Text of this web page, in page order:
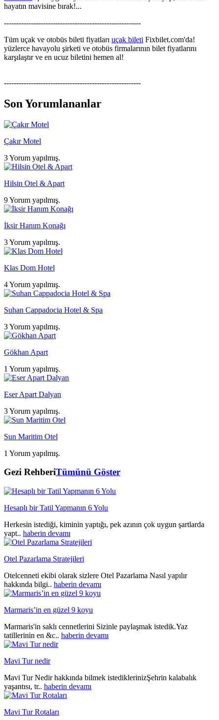
This page can't load Google Maps correctly.
hayatın mavisine bırak!...
--------------------------------------------------------
Tüm uçak ve otobüs bileti fiyatları uçak bileti Fixbilet.com'da!
yüzlerce havayolu şirketi ve otobüs firmalarının bilet fiyatlarını
karşılaştır ve en ucuz biletini hemen al!
--------------------------------------------------------
Son Yorumlananlar
Çakır Motel
3 Yorum yapılmış.
Hilsin Otel & Apart
9 Yorum yapılmış.
İksir Hanım Konağı
3 Yorum yapılmış.
Klas Dom Hotel
4 Yorum yapılmış.
Suhan Cappadocia Hotel & Spa
3 Yorum yapılmış.
Gökhan Apart
1 Yorum yapılmış.
Eser Apart Dalyan
3 Yorum yapılmış.
Sun Maritim Otel
1 Yorum yapılmış.
Gezi RehberiTümünü Göster
Hesaplı bir Tatil Yapmanın 6 Yolu
Herkesin istediği, kiminin yaptığı, pek azının çok uygun şartlarda
yapt.. haberin devamı
Otel Pazarlama Stratejileri
Otelcenneti ekibi olarak sizlere Otel Pazarlama Nasıl yapılır
hakkında bilgi.. haberin devamı
Marmaris’in en güzel 9 koyu
Marmaris'in saklı cennetlerini Sizinle paylaşmak istedik.Yaz
tatillerinin en &c.. haberin devamı
Mavi Tur nedir
Mavi Tur Nedir hakkında bilmek istediklerinizŞehrin kalabalık
yaşantısı, tr.. haberin devamı
Mavi Tur Rotaları